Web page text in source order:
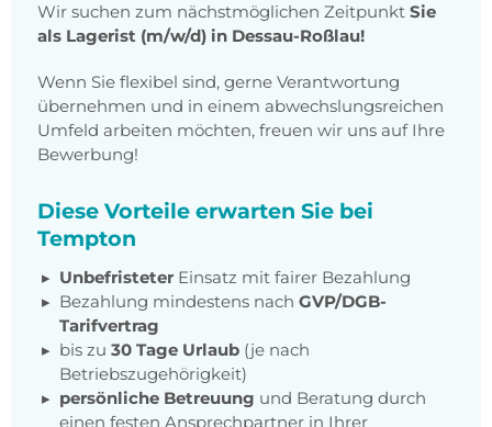
Wir suchen zum nächstmöglichen Zeitpunkt Sie
als Lagerist (m/w/d) in Dessau-Roßlau!
Wenn Sie flexibel sind, gerne Verantwortung
übernehmen und in einem abwechslungsreichen
Umfeld arbeiten möchten, freuen wir uns auf Ihre
Bewerbung!
Diese Vorteile erwarten Sie bei
Tempton
Unbefristeter Einsatz mit fairer Bezahlung
Bezahlung mindestens nach GVP/DGB-
Tarifvertrag
bis zu 30 Tage Urlaub (je nach
Betriebszugehörigkeit)
persönliche Betreuung und Beratung durch
einen festen Ansprechpartner in Ihrer